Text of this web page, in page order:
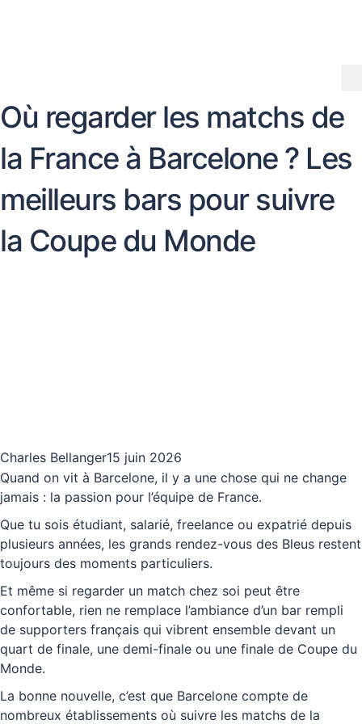
Où regarder les matchs de
la France à Barcelone ? Les
meilleurs bars pour suivre
la Coupe du Monde
Charles Bellanger15 juin 2026
Quand on vit à Barcelone, il y a une chose qui ne change
jamais : la passion pour l’équipe de France.
Que tu sois étudiant, salarié, freelance ou expatrié depuis
plusieurs années, les grands rendez-vous des Bleus restent
toujours des moments particuliers.
Et même si regarder un match chez soi peut être
confortable, rien ne remplace l’ambiance d’un bar rempli
de supporters français qui vibrent ensemble devant un
quart de finale, une demi-finale ou une finale de Coupe du
Monde.
La bonne nouvelle, c’est que Barcelone compte de
nombreux établissements où suivre les matchs de la